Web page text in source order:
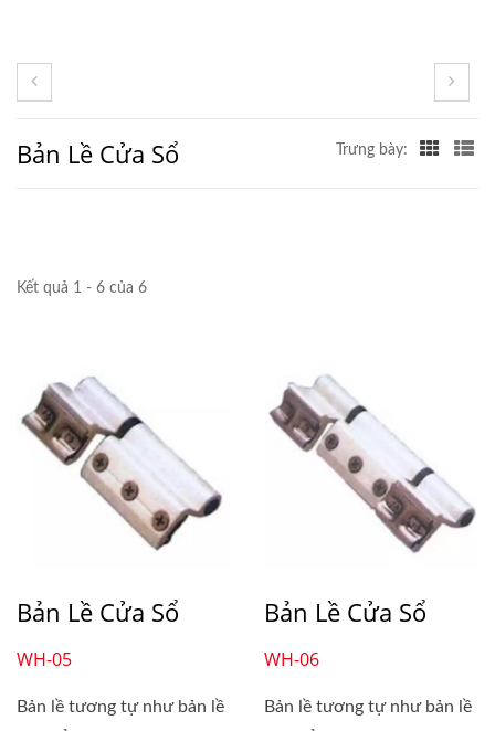
Bản Lề Cửa Sổ Trưng bày:
Kết quả 1 - 6 của 6
Bản Lề Cửa Sổ
WH-05
Bản lề tương tự như bản lề
Bản Lề Cửa Sổ
WH-06
Bản lề tương tự như bản lề